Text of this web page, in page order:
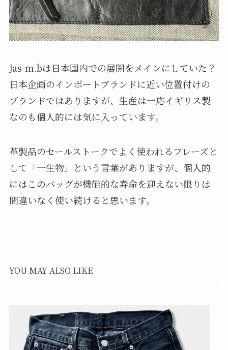
Jas-m.bは日本国内での展開をメインにしていた？
日本企画のインポートブランドに近い位置付けの
ブランドではありますが、生産は一応イギリス製
なのも個人的には気に入っています。
革製品のセールストークでよく使われるフレーズと
して「一生物」という言葉がありますが、個人的
にはこのバッグが機能的な寿命を迎えない限りは
間違いなく使い続けると思います。
YOU MAY ALSO LIKE